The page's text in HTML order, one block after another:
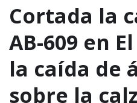
Cortada la
AB-609 en
la caída de
sobre la